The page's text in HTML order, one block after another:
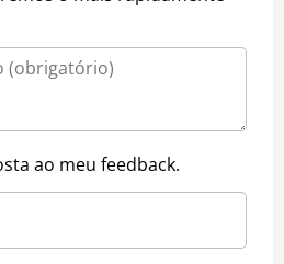
ao meu feedback.